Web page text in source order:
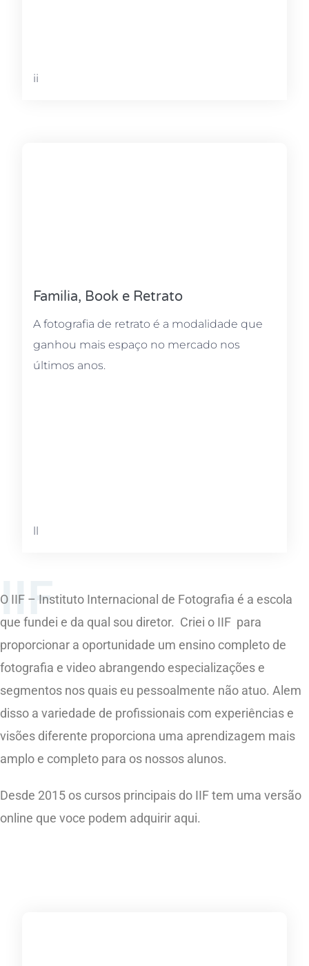
ii
Familia, Book e Retrato
A fotografia de retrato é a modalidade que
ganhou mais espaço no mercado nos
últimos anos.
ll
IIF
O IIF – Instituto Internacional de Fotografia é a escola
que fundei e da qual sou diretor. Criei o IIF para
proporcionar a oportunidade um ensino completo de
fotografia e video abrangendo especializações e
segmentos nos quais eu pessoalmente não atuo. Alem
disso a variedade de profissionais com experiências e
visões diferente proporciona uma aprendizagem mais
amplo e completo para os nossos alunos.
Desde 2015 os cursos principais do IIF tem uma versão
online que voce podem adquirir aqui.